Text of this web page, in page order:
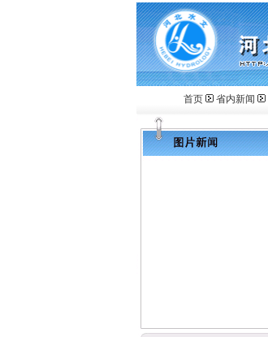
首页 省内新闻